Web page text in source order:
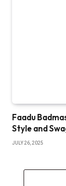
Faadu
Style and
JULY 26, 2025